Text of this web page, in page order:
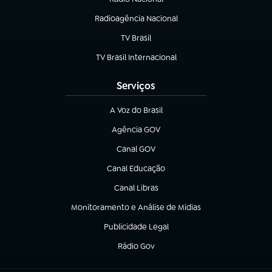
Radioagência Nacional
(abre em nova aba)
TV Brasil
(abre em nova aba)
TV Brasil Internacional
(abre em nova aba)
Serviços
A Voz do Brasil
(abre em nova aba)
Agência GOV
(abre em nova aba)
Canal GOV
(abre em nova aba)
Canal Educação
(abre em nova aba)
Canal Libras
(abre em nova aba)
Monitoramento e Análise de Mídias
(abre em nova aba)
Publicidade Legal
(abre em nova aba)
Rádio Gov
(abre em nova aba)